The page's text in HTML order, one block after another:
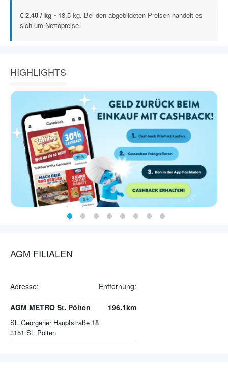
€ 2,40 / kg - 18,5 kg. Bei den abgebildeten Preisen handelt es
sich um Nettopreise.
HIGHLIGHTS
AGM FILIALEN
Adresse: Entfernung:
AGM METRO St. Pölten
St. Georgener Hauptstraße 18
3151 St. Pölten
196.1km